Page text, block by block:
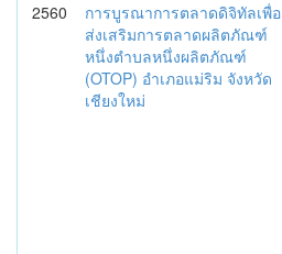
2560
การบูรณาการตลาดดิจิทัลเพื่อ
ส่งเสริมการตลาดผลิตภัณฑ์
หนึ่งตำบลหนึ่งผลิตภัณฑ์
(OTOP) อำเภอแม่ริม จังหวัด
เชียงใหม่